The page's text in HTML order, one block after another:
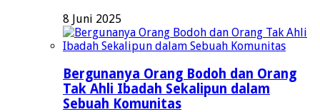
8 Juni 2025
Bergunanya Orang Bodoh dan Orang
Tak Ahli Ibadah Sekalipun dalam
Sebuah Komunitas